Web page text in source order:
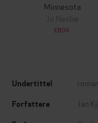
Minnesota
Jo Nesbø
EBOK
Undertittel roman
Forfattere Jan